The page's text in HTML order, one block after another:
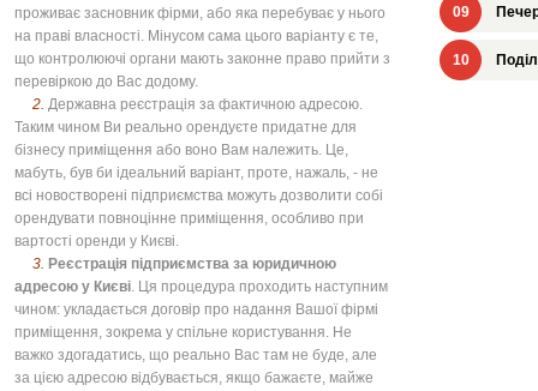
проживає засновник фірми, або яка перебуває у нього
на праві власності. Мінусом сама цього варіанту є те,
що контролюючі органи мають законне право прийти з
перевіркою до Вас додому.
2. Державна реєстрація за фактичною адресою.
Таким чином Ви реально орендуєте придатне для
бізнесу приміщення або воно Вам належить. Це,
мабуть, був би ідеальний варіант, проте, нажаль, - не
всі новостворені підприємства можуть дозволити собі
орендувати повноцінне приміщення, особливо при
вартості оренди у Києві.
3. Реєстрація підприємства за юридичною
адресою у Києві. Ця процедура проходить наступним
чином: укладається договір про надання Вашої фірмі
приміщення, зокрема у спільне користування. Не
важко здогадатись, що реально Вас там не буде, але
за цією адресою відбувається, якщо бажаєте, майже
09
10